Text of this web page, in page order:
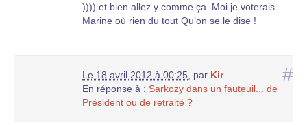
)))).et bien allez y comme ça. Moi je voterais
Marine où rien du tout Qu’on se le dise !
#
Le 18 avril 2012 à 00:25 par Kir
En réponse à : Sarkozy dans un fauteuil... de
Président ou de retraité ?